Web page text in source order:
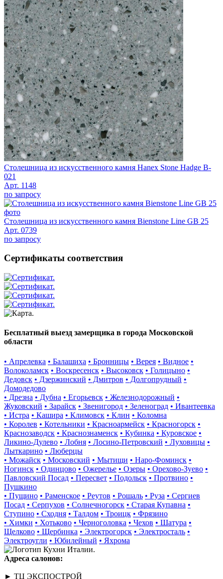
Столешница из искусственного камня Hanex Stone Hadge B-
021
Арт. 1148
по запросу
Столешница из искусственного камня Bienstone Line GB 25
Арт. 0739
по запросу
Сертификаты соответствия
Бесплатный выезд замерщика в города Московской
области
• Апрелевка • Балашиха • Бронницы • Верея • Видное •
Волоколамск • Воскресенск • Высоковск • Голицыно •
Дедовск • Дзержинский • Дмитров • Долгопрудный •
Домодедово
• Дрезна • Дубна • Егорьевск • Железнодорожный •
Жуковский • Зарайск • Звенигород • Зеленоград • Ивантеевка
• Истра • Кашира • Климовск • Клин • Коломна
• Королев • Котельники • Красноармейск • Красногорск •
Краснозаводск • Краснознаменск • Кубинка • Куровское •
Ликино-Дулево • Лобня • Лосино-Петровский • Луховицы •
Лыткарино • Люберцы
• Можайск • Московский • Мытищи • Наро-Фоминск •
Ногинск • Одинцово • Ожерелье • Озеры • Орехово-Зуево •
Павловский Посад • Пересвет • Подольск • Протвино •
Пушкино
• Пущино • Раменское • Реутов • Рошаль • Руза • Сергиев
Посад • Серпухов • Солнечногорск • Старая Купавна •
Ступино • Сходня • Талдом • Троицк • Фрязино
• Химки • Хотьково • Черноголовка • Чехов • Шатура •
Щелково • Щербинка • Электрогорск • Электросталь •
Электроугли • Юбилейный • Яхрома
Адреса салонов:
► ТЦ ЭКСПОСТРОЙ